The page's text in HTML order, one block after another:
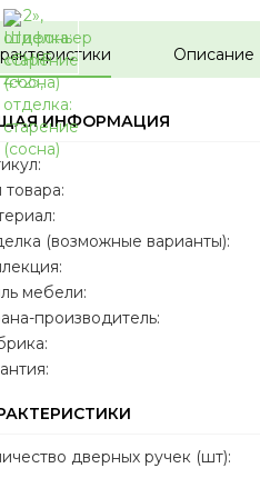
Описание
ИНФОРМАЦИЯ
товара:
(возможные варианты):
мебели:
производитель:
дверных ручек (шт):